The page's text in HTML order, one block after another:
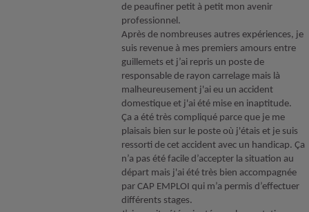
de peaufiner petit à petit mon avenir
professionnel.
Après de nombreuses autres expériences, je
suis revenue à mes premiers amours entre
guillemets et j’ai repris un poste de
responsable de rayon carrelage mais là
malheureusement j'ai eu un accident
domestique et j'ai été mise en inaptitude.
Ça a été très compliqué parce que je me
plaisais bien sur le poste où j'étais et je suis
ressorti de cet accident avec un handicap. Ça
n’a pas été facile d’accepter la situation au
départ mais j'ai été très bien accompagnée
par CAP EMPLOI qui m’a permis d’effectuer
différents stages.